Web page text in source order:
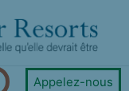
Appelez-nous